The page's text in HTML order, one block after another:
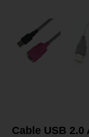
Cable USB 2.0